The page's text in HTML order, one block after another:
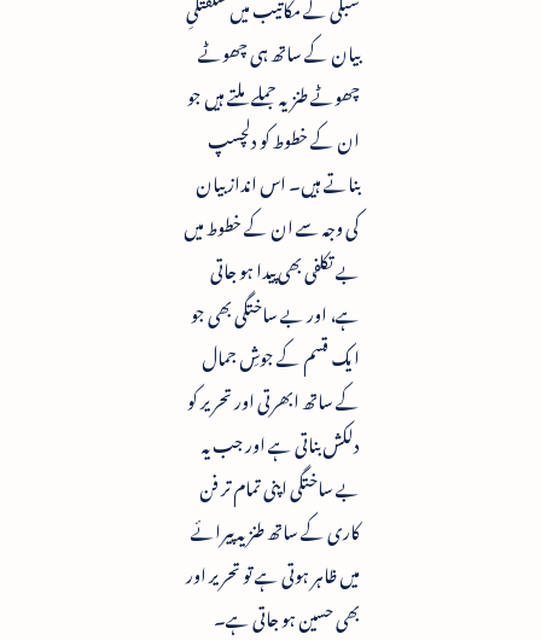
بیان کے ساتھ ہی چھوٹے
چھوٹے طنزیہ جملے ملتے ہیں جو
ان کے خطوط کو دلچسپ
بناتے ہیں۔ اس انداز بیان
کی وجہ سے ان کے خطوط میں
بے تکلفی بھی پیدا ہو جاتی
ہے، اور بے ساختگی بھی جو
ایک قسم کے جوشِ جمال
کے ساتھ ابھرتی اور تحریر کو
دلکش بناتی ہے اور جب یہ
بے ساختگی اپنی تمام تر فن
کاری کے ساتھ طنز یہ پیرائے
میں ظاہر ہوتی ہے تو تحریر اور
بھی حسین ہو جاتی ہے۔